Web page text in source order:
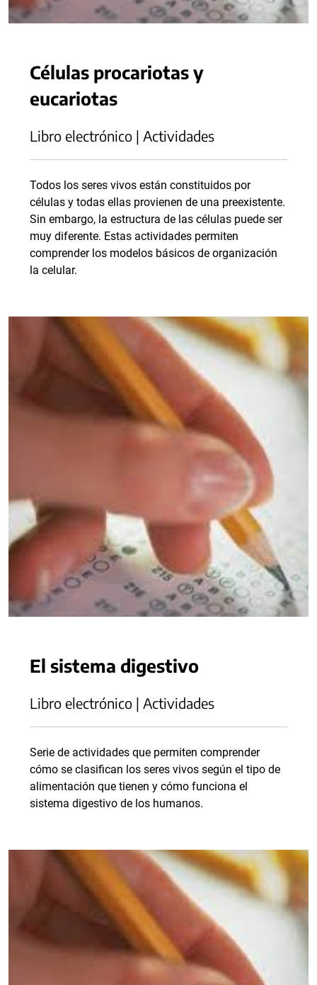
Células procariotas y
eucariotas
Libro electrónico | Actividades
Todos los seres vivos están constituidos por
células y todas ellas provienen de una preexistente.
Sin embargo, la estructura de las células puede ser
muy diferente. Estas actividades permiten
comprender los modelos básicos de organización
la celular.
El sistema digestivo
Libro electrónico | Actividades
Serie de actividades que permiten comprender
cómo se clasifican los seres vivos según el tipo de
alimentación que tienen y cómo funciona el
sistema digestivo de los humanos.